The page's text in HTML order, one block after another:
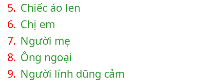
5. Chiếc áo len
6. Chị em
7. Người mẹ
8. Ông ngoại
9. Người lính dũng cảm